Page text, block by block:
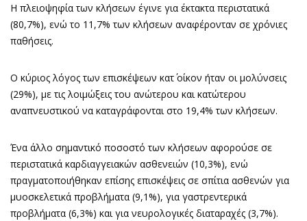
Η πλειοψηφία των κλήσεων έγινε για έκτακτα περιστατικά
(80,7%), ενώ το 11,7% των κλήσεων αναφέρονταν σε χρόνιες
παθήσεις.
Ο κύριος λόγος των επισκέψεων κατ΄ οίκον ήταν οι μολύνσεις
(29%), με τις λοιμώξεις του ανώτερου και κατώτερου
αναπνευστικού να καταγράφονται στο 19,4% των κλήσεων.
Ένα άλλο σημαντικό ποσοστό των κλήσεων αφορούσε σε
περιστατικά καρδιαγγειακών ασθενειών (10,3%), ενώ
πραγματοποιήθηκαν επίσης επισκέψεις σε σπίτια ασθενών για
μυοσκελετικά προβλήματα (9,1%), για γαστρεντερικά
προβλήματα (6,3%) και για νευρολογικές διαταραχές (3,7%).